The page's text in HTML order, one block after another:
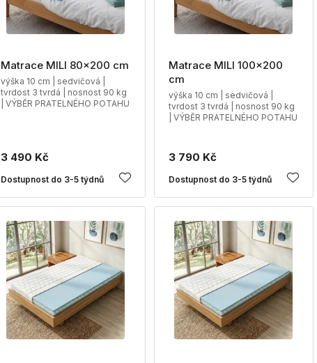
Matrace MILI 80x200 cm
výška 10 cm | sedvičová |
tvrdost 3 tvrdá | nosnost 90 kg
| VÝBĚR PRATELNÉHO POTAHU
3 490 Kč
Dostupnost do 3-5 týdnů
Matrace MILI 100x200
cm
výška 10 cm | sedvičová |
tvrdost 3 tvrdá | nosnost 90 kg
| VÝBĚR PRATELNÉHO POTAHU
3 790 Kč
Dostupnost do 3-5 týdnů